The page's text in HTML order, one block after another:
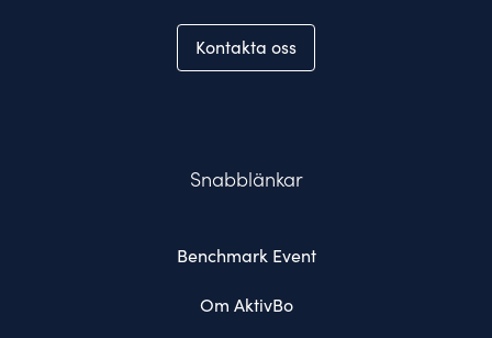
Kontakta oss
Snabblänkar
Benchmark Event
Om AktivBo